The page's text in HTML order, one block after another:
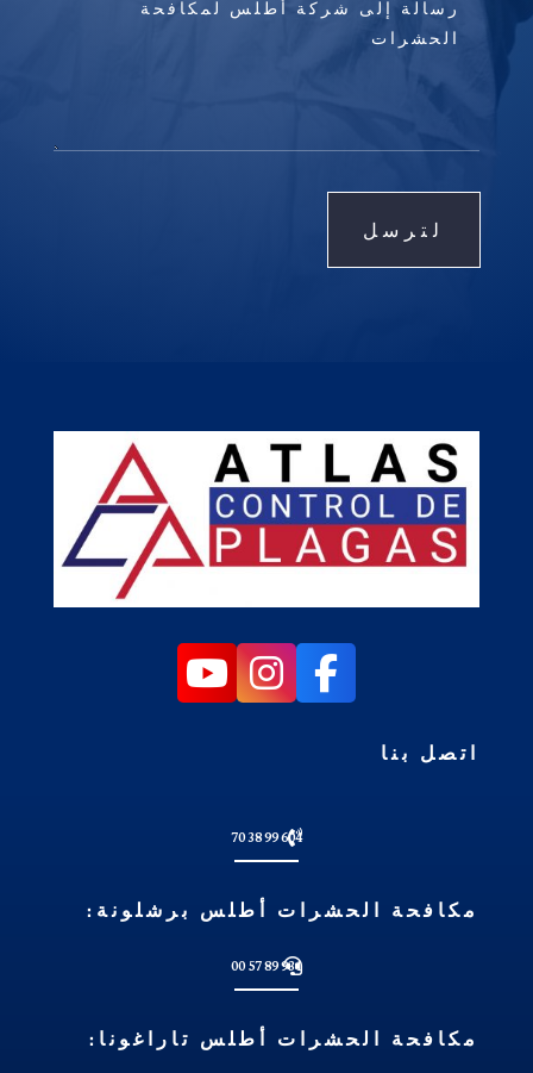
لترسل
اتصل بنا
604 99 38 70
مكافحة الحشرات أطلس برشلونة:
931 89 57 00
مكافحة الحشرات أطلس تاراغونا: